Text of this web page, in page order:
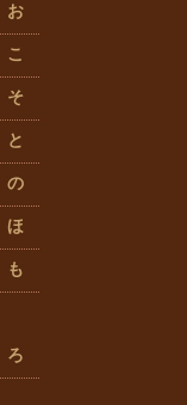
お
こ
そ
と
の
ほ
も
ろ